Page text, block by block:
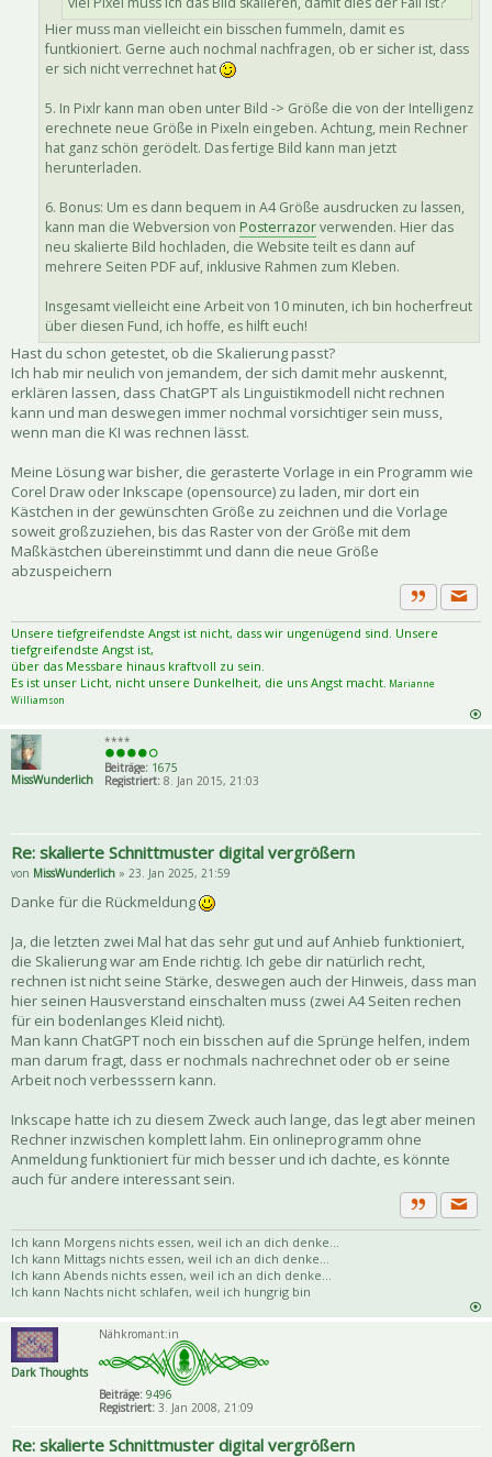
Hier muss man vielleicht ein bisschen fummeln, damit es
funtkioniert. Gerne auch nochmal nachfragen, ob er sicher ist, dass
er sich nicht verrechnet hat
5. In Pixlr kann man oben unter Bild -> Größe die von der Intelligenz
erechnete neue Größe in Pixeln eingeben. Achtung, mein Rechner
hat ganz schön gerödelt. Das fertige Bild kann man jetzt
herunterladen.
6. Bonus: Um es dann bequem in A4 Größe ausdrucken zu lassen,
kann man die Webversion von Posterrazorverwenden. Hier das
neu skalierte Bild hochladen, die Website teilt es dann auf
mehrere Seiten PDF auf, inklusive Rahmen zum Kleben.
Insgesamt vielleicht eine Arbeit von 10 minuten, ich bin hocherfreut
über diesen Fund, ich hoffe, es hilft euch!
Hast du schon getestet, ob die Skalierung passt?
Ich hab mir neulich von jemandem, der sich damit mehr auskennt,
erklären lassen, dass ChatGPT als Linguistikmodell nicht rechnen
kann und man deswegen immer nochmal vorsichtiger sein muss,
wenn man die KI was rechnen lässt.
Meine Lösung war bisher, die gerasterte Vorlage in ein Programm wie
Corel Draw oder Inkscape (opensource) zu laden, mir dort ein
Kästchen in der gewünschten Größe zu zeichnen und die Vorlage
soweit großzuziehen, bis das Raster von der Größe mit dem
Maßkästchen übereinstimmt und dann die neue Größe
abzuspeichern
Zitat
Unsere tiefgreifendste Angst ist nicht, dass wir ungenügend sind. Unsere
tiefgreifendste Angst ist,
über das Messbare hinaus kraftvoll zu sein.
Es ist unser Licht, nicht unsere Dunkelheit, die uns Angst macht. Marianne
Williamson
MissWunderlich
****
Beiträge: 1675
Registriert: 8. Jan 2015, 21:03
Re: skalierte Schnittmuster digital vergrößern
von MissWunderlich » 23. Jan 2025, 21:59
Danke für die Rückmeldung
Ja, die letzten zwei Mal hat das sehr gut und auf Anhieb funktioniert,
die Skalierung war am Ende richtig. Ich gebe dir natürlich recht,
rechnen ist nicht seine Stärke, deswegen auch der Hinweis, dass man
hier seinen Hausverstand einschalten muss (zwei A4 Seiten rechen
für ein bodenlanges Kleid nicht).
Man kann ChatGPT noch ein bisschen auf die Sprünge helfen, indem
man darum fragt, dass er nochmals nachrechnet oder ob er seine
Arbeit noch verbesssern kann.
Inkscape hatte ich zu diesem Zweck auch lange, das legt aber meinen
Rechner inzwischen komplett lahm. Ein onlineprogramm ohne
Anmeldung funktioniert für mich besser und ich dachte, es könnte
auch für andere interessant sein.
Zitat
Ich kann Morgens nichts essen, weil ich an dich denke...
Ich kann Mittags nichts essen, weil ich an dich denke...
Ich kann Abends nichts essen, weil ich an dich denke...
Ich kann Nachts nicht schlafen, weil ich hungrig bin
Dark Thoughts
Nähkromant:in
Beiträge: 9496
Registriert: 3. Jan 2008, 21:09
Re: skalierte Schnittmuster digital vergrößern